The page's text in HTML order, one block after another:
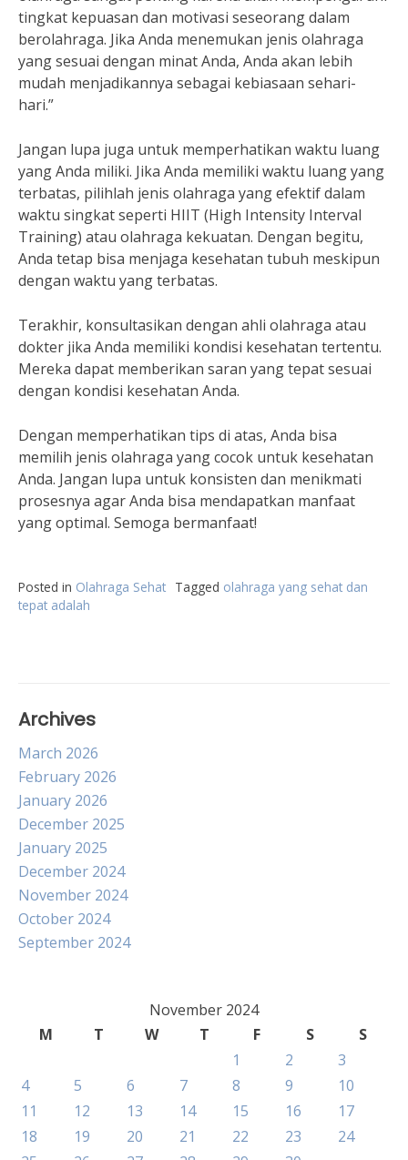
tingkat kepuasan dan motivasi seseorang dalam
berolahraga. Jika Anda menemukan jenis olahraga
yang sesuai dengan minat Anda, Anda akan lebih
mudah menjadikannya sebagai kebiasaan sehari-
hari.”
Jangan lupa juga untuk memperhatikan waktu luang
yang Anda miliki. Jika Anda memiliki waktu luang yang
terbatas, pilihlah jenis olahraga yang efektif dalam
waktu singkat seperti HIIT (High Intensity Interval
Training) atau olahraga kekuatan. Dengan begitu,
Anda tetap bisa menjaga kesehatan tubuh meskipun
dengan waktu yang terbatas.
Terakhir, konsultasikan dengan ahli olahraga atau
dokter jika Anda memiliki kondisi kesehatan tertentu.
Mereka dapat memberikan saran yang tepat sesuai
dengan kondisi kesehatan Anda.
Dengan memperhatikan tips di atas, Anda bisa
memilih jenis olahraga yang cocok untuk kesehatan
Anda. Jangan lupa untuk konsisten dan menikmati
prosesnya agar Anda bisa mendapatkan manfaat
yang optimal. Semoga bermanfaat!
Posted in Olahraga Sehat Tagged olahraga yang sehat dan
tepat adalah
Archives
March 2026
February 2026
January 2026
December 2025
January 2025
December 2024
November 2024
October 2024
September 2024
November 2024
M
T W T F S
S
1
2
3
4
5 6 7 8 9
10
11
12 13 14 15 16
17
18
19 20 21 22 23
24